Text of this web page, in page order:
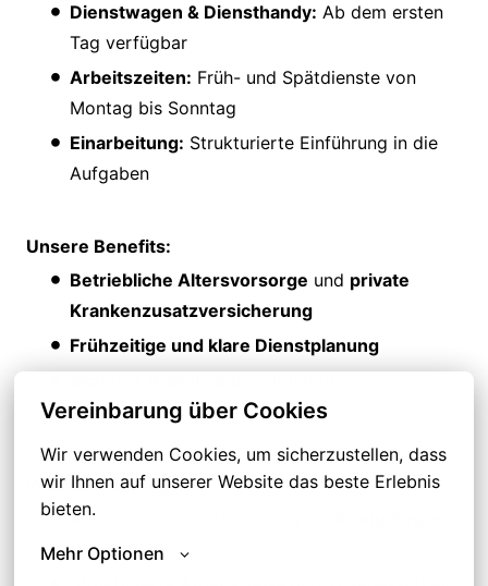
Vereinbarung über Cookies
Wir verwenden Cookies, um sicherzustellen, dass
wir Ihnen auf unserer Website das beste Erlebnis
bieten.
Mehr Optionen
Dienstwagen & Diensthandy: Ab dem ersten
Tag verfügbar
Arbeitszeiten: Früh- und Spätdienste von
Montag bis Sonntag
Einarbeitung: Strukturierte Einführung in die
Aufgaben
Unsere Benefits:
Betriebliche Altersvorsorge und private
Krankenzusatzversicherung
Frühzeitige und klare Dienstplanung
Perspektive
Was Sie mitbringen:
Abgeschlossene Ausbildung als
(m/w/d)